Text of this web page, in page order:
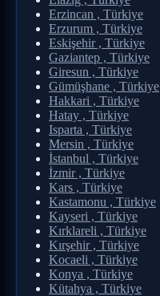
Erzincan , Türkiye
Erzurum , Türkiye
Eskişehir , Türkiye
Gaziantep , Türkiye
Giresun , Türkiye
Gümüşhane , Türkiye
Hakkari , Türkiye
Hatay , Türkiye
Isparta , Türkiye
Mersin , Türkiye
İstanbul , Türkiye
İzmir , Türkiye
Kars , Türkiye
Kastamonu , Türkiye
Kayseri , Türkiye
Kırklareli , Türkiye
Kırşehir , Türkiye
Kocaeli , Türkiye
Konya , Türkiye
Kütahya , Türkiye